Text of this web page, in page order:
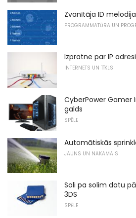
Zvanītāja ID
PROGRAMMATŪRA UN
Izpratne par IP adresi
INTERNETS UN TĪKLS
CyberPower Gamer
galds
SPĒLE
Automātiskās
JAUNS UN NĀKAMAIS
Soli pa solim datu
3DS
SPĒLE